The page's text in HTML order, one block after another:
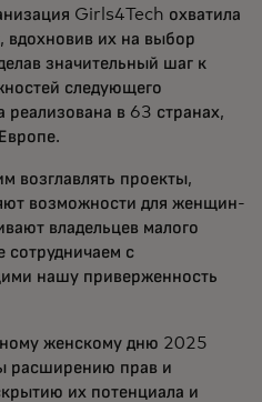
Girls4Tech охватила
вдохновив их на выбор
значительный шаг к
следующего
в 63 странах,
проекты,
возможности для женщин-
владельцев малого
сотрудничаем с
нашу приверженность
женскому дню 2025
расширению прав и
их потенциала и